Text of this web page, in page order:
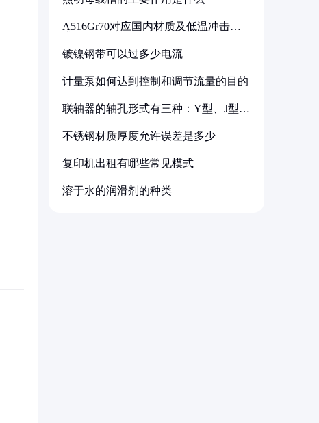
A516Gr70对应国内材质及低温冲击要
镀镍钢带可以过多少电流
计量泵如何达到控制和调节流量的目的
联轴器的轴孔形式有三种：Y型、J型、
不锈钢材质厚度允许误差是多少
复印机出租有哪些常见模式
溶于水的润滑剂的种类